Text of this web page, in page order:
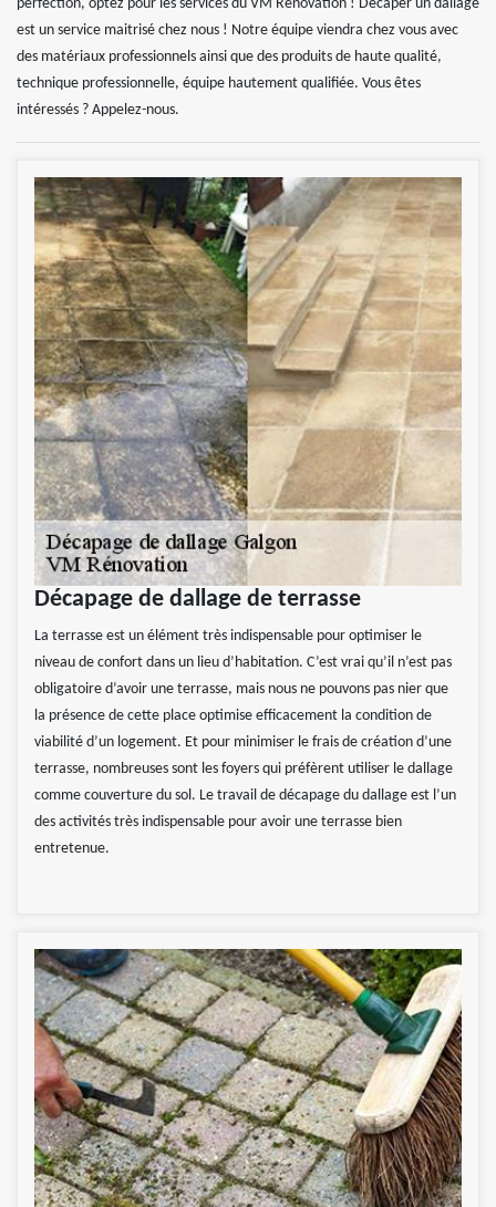
perfection, optez pour les services du VM Rénovation ! Décaper un dallage
est un service maitrisé chez nous ! Notre équipe viendra chez vous avec
des matériaux professionnels ainsi que des produits de haute qualité,
technique professionnelle, équipe hautement qualifiée. Vous êtes
intéressés ? Appelez-nous.
Décapage de dallage de terrasse
La terrasse est un élément très indispensable pour optimiser le
niveau de confort dans un lieu d’habitation. C’est vrai qu’il n’est pas
obligatoire d’avoir une terrasse, mais nous ne pouvons pas nier que
la présence de cette place optimise efficacement la condition de
viabilité d’un logement. Et pour minimiser le frais de création d’une
terrasse, nombreuses sont les foyers qui préfèrent utiliser le dallage
comme couverture du sol. Le travail de décapage du dallage est l’un
des activités très indispensable pour avoir une terrasse bien
entretenue.